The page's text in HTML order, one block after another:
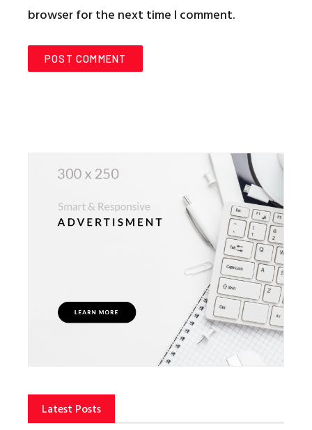
browser for the next time I comment.
Latest Posts